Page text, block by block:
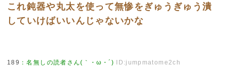
これ鈍器や丸太を使って無惨をぎゅうぎゅう潰
していけばいいんじゃないかな
189 ：名無しの読者さん(｀・ω・´) ID:jumpmatome2ch